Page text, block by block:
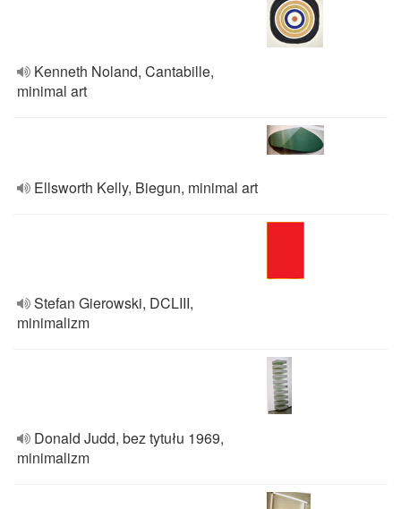
Kenneth Noland, Cantabille,
minimal art
Ellsworth Kelly, Biegun, minimal art
Stefan Gierowski, DCLIII,
minimalizm
Donald Judd, bez tytułu 1969,
minimalizm